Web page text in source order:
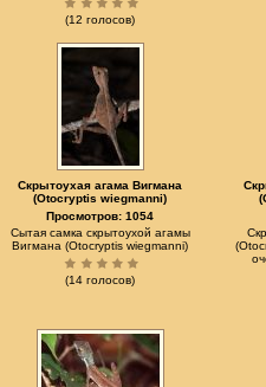
(12 голосов)
Скрытоухая агама Вигмана
(Otocryptis wiegmanni)
Просмотров: 1054
Сытая самка скрытоухой агамы
Вигмана (Otocryptis wiegmanni)
(14 голосов)